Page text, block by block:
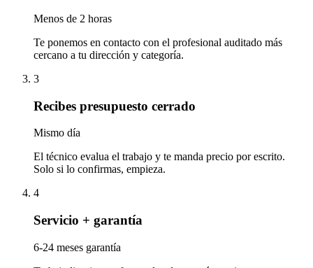
Menos de 2 horas
Te ponemos en contacto con el profesional auditado más
cercano a tu dirección y categoría.
3
Recibes presupuesto cerrado
Mismo día
El técnico evalua el trabajo y te manda precio por escrito.
Solo si lo confirmas, empieza.
4
Servicio + garantía
6-24 meses garantía